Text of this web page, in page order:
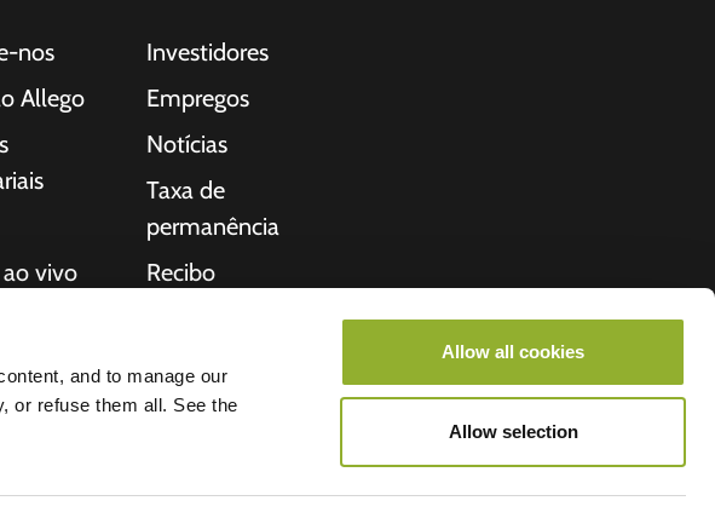
and to manage our
or refuse them all. See the
Allow all cookies
Allow selection
nos
Allego
vivo
Investidores
Empregos
Notícias
Taxa de
permanência
Recibo